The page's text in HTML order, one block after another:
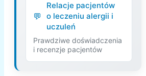
Relacje pacjentów
o leczeniu alergii i
uczuleń
Prawdziwe doświadczenia
i recenzje pacjentów